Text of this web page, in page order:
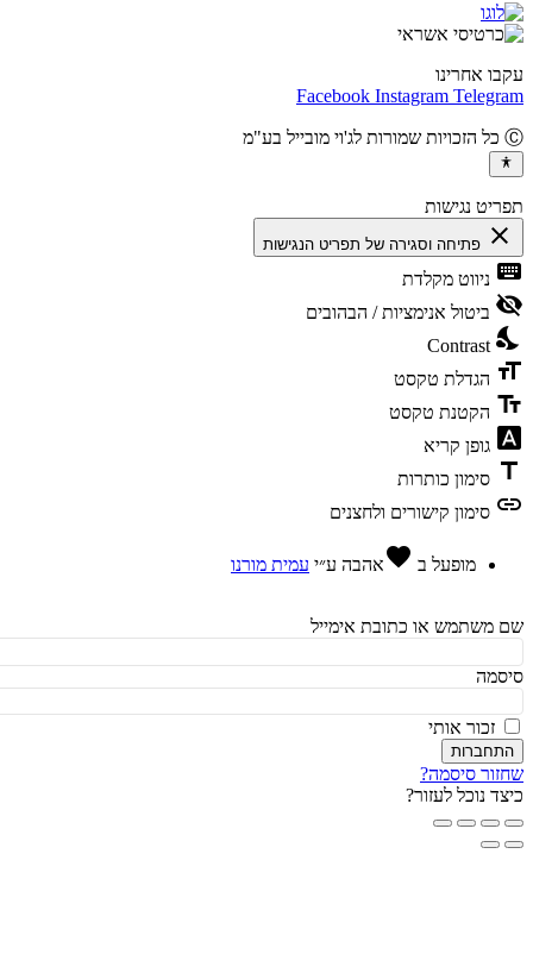
אחרינו
Facebook Instagram
נגישות
פתיחה וסגירה של תפריט הנגישות
ניווט מקלדת
ביטול אנימציות / הבהובים
Contrast
הגדלת טקסט
הקטנת טקסט
גופן קריא
סימון כותרות
סימון קישורים ולחצנים
מופעל בfavorite אהבהע״י עמית מורנו
או כתובת אימייל
זכור אותי
סיסמה?
נוכל לעזור?